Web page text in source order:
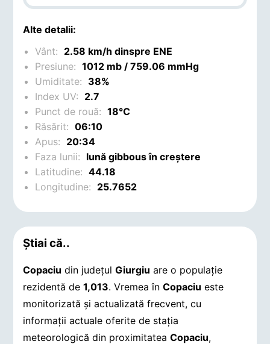
Alte detalii:
Vânt: 2.58 km/h dinspre ENE
Presiune:1012 mb / 759.06 mmHg
Umiditate: 38%
Index UV: 2.7
Punct de rouă:18°C
Răsărit:06:10
Apus: 20:34
Faza lunii: lună gibbous în creștere
Latitudine:44.18
Longitudine: 25.7652
Știai că..
Copaciu din județulGiurgiu are o populație
rezidentă de1,013. Vremea înCopaciu este
monitorizată și actualizată frecvent, cu
informații actuale oferite de stația
meteorologică din proximitateaCopaciu,